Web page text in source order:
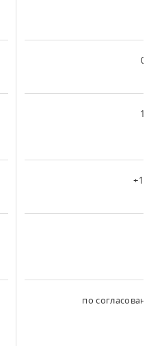
0 … 6
1 — 5
+1 …
по согласованию